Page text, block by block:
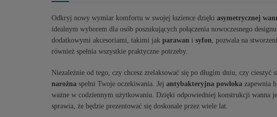
Odkryj nowy wymiar komfortu w swojej łazience dzięki asymetrycznej
idealnym wyborem dla osób poszukujących połączenia nowoczesnego
dodatkowymi akcesoriami, takimi jak parawan i syfon , pozwala na
również spełnia wszystkie praktyczne potrzeby.
Niezależnie od tego, czy chcesz zrelaksować się po długim dniu, czy
narożna spełni Twoje oczekiwania. Jej antybakteryjna powłoka zapewnia
ważne w codziennym użytkowaniu. Dzięki odpowiedniej konstrukcji wanna
sprawia, że będzie prezentować się doskonale przez wiele lat.